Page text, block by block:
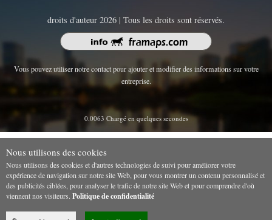
droits d'auteur 2026 | Tous les droits sont réservés.
Vous pouvez utiliser notre contact pour ajouter et modifier des informations sur votre
entreprise.
0.0063 Chargé en quelques secondes
Nous utilisons des cookies
Nous utilisons des cookies et d'autres technologies de suivi pour améliorer votre
expérience de navigation sur notre site Web, pour vous montrer un contenu personnalisé et
des publicités ciblées, pour analyser le trafic de notre site Web et pour comprendre d'où
viennent nos visiteurs. Politique de confidentialité